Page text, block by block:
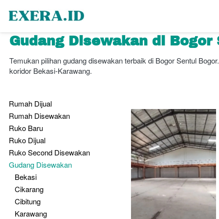
Gudang Disewakan di
Temukan pilihan gudang disewakan terbaik di Bogor Sentul
koridor Bekasi-Karawang.
Rumah Dijual
Rumah Disewakan
Ruko Baru
Ruko Dijual
Ruko Second Disewakan
Gudang Disewakan
Bekasi
Cikarang
Cibitung
Karawang